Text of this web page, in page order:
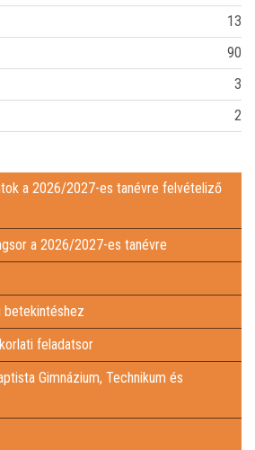
13
90
3
2
a 2026/2027-es tanévre felvételiző
a 2026/2027-es tanévre
betekintéshez
feladatsor
Gimnázium, Technikum és